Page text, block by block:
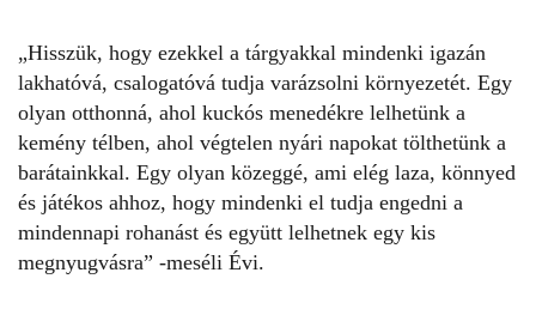
„Hisszük, hogy ezekkel a tárgyakkal mindenki igazán
lakhatóvá, csalogatóvá tudja varázsolni környezetét. Egy
olyan otthonná, ahol kuckós menedékre lelhetünk a
kemény télben, ahol végtelen nyári napokat tölthetünk a
barátainkkal. Egy olyan közeggé, ami elég laza, könnyed
és játékos ahhoz, hogy mindenki el tudja engedni a
mindennapi rohanást és együtt lelhetnek egy kis
megnyugvásra” -meséli Évi.